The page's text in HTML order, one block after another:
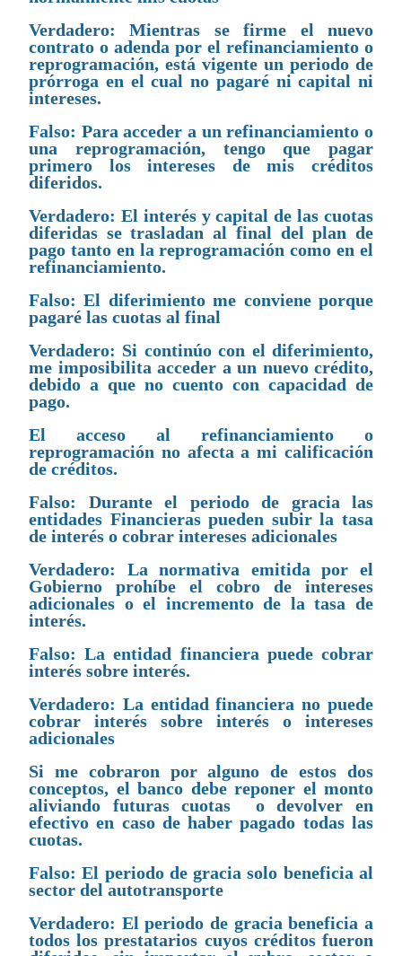
Verdadero: Mientras se firme el nuevo
contrato o adenda por el refinanciamiento o
reprogramación, está vigente un periodo de
prórroga en el cual no pagaré ni capital ni
intereses.
Falso: Para acceder a un refinanciamiento o
una reprogramación, tengo que pagar
primero los intereses de mis créditos
diferidos.
Verdadero: El interés y capital de las cuotas
diferidas se trasladan al final del plan de
pago tanto en la reprogramación como en el
refinanciamiento.
Falso: El diferimiento me conviene porque
pagaré las cuotas al final
Verdadero: Si continúo con el diferimiento,
me imposibilita acceder a un nuevo crédito,
debido a que no cuento con capacidad de
pago.
El acceso al refinanciamiento o
reprogramación no afecta a mi calificación
de créditos.
Falso: Durante el periodo de gracia las
entidades Financieras pueden subir la tasa
de interés o cobrar intereses adicionales
Verdadero: La normativa emitida por el
Gobierno prohíbe el cobro de intereses
adicionales o el incremento de la tasa de
interés.
Falso: La entidad financiera puede cobrar
interés sobre interés.
Verdadero: La entidad financiera no puede
cobrar interés sobre interés o intereses
adicionales
Si me cobraron por alguno de estos dos
conceptos, el banco debe reponer el monto
aliviando futuras cuotas o devolver en
efectivo en caso de haber pagado todas las
cuotas.
Falso: El periodo de gracia solo beneficia al
sector del autotransporte
Verdadero: El periodo de gracia beneficia a
todos los prestatarios cuyos créditos fueron